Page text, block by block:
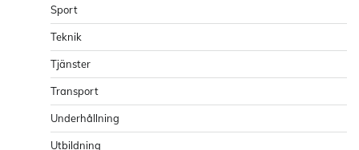
Sport
Teknik
Tjänster
Transport
Underhållning
Utbildning